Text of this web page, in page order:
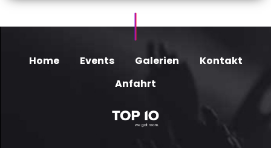
Home Events Galerien
Kontakt
Anfahrt